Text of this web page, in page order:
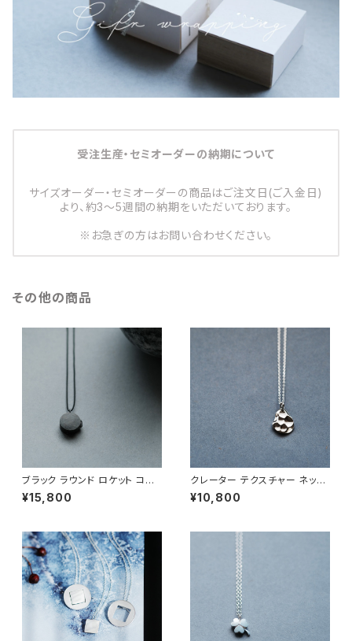
受注生産・セミオーダーの納期について
サイズオーダー・セミオーダーの商品はご注文日(ご入金日)
より、約3～5週間の納期をいただいております。
※お急ぎの方はお問い合わせください。
その他の商品
ブラック ラウンド ロケット コー
ド ネックレス シルバー925 メン
ズ ユニセックス
¥15,800
クレーター テクスチャー ネック
レス シルバー925 メンズ ユニ
セックス
¥10,800